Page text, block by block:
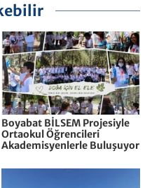
Boyabat BİLSEM Projesiyle
Ortaokul Öğrencileri
Akademisyenlerle Buluşuyor